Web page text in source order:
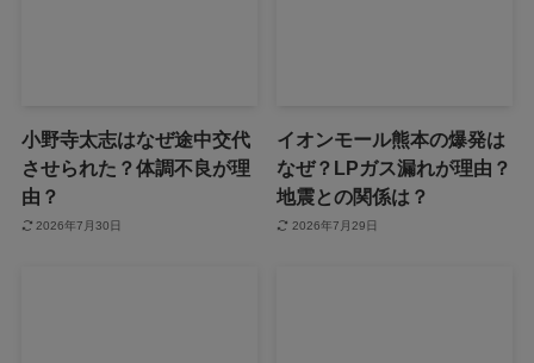
小野寺太志はなぜ途中交代
させられた？体調不良が理
由？
2026年7月30日
イオンモール熊本の爆発は
なぜ？LPガス漏れが理由？
地震との関係は？
2026年7月29日